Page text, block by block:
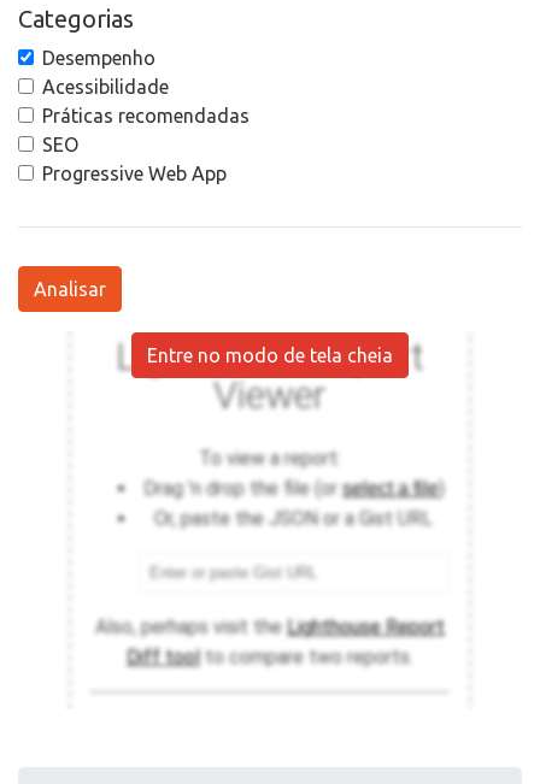
Categorias
Desempenho
Acessibilidade
Práticas recomendadas
SEO
Progressive Web App
Analisar
Entre no modo de tela cheia